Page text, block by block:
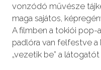
vonzódó művésze
maga sajátos,
A filmben a tokiói pop-
padlóra van felfestve a
„vezetik be” a